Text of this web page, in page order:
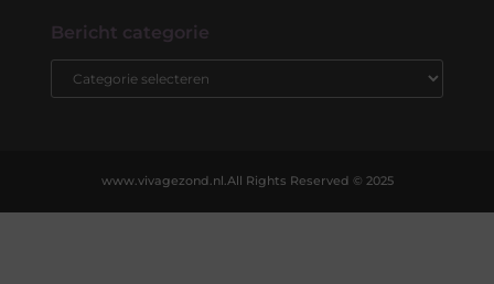
Bericht categorie
All Rights Reserved © 2025
www.vivagezond.nl.